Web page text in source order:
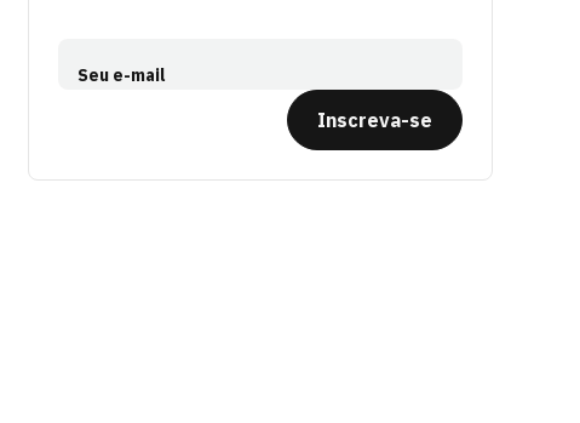
Seu e-mail
Inscreva-se